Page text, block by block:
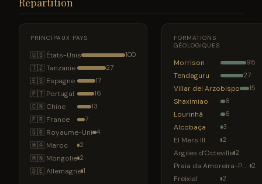
PRINCIPAUX PAYS
🇺🇸 États-Unis 100
🇹🇿 Tanzanie 27
🇪🇸 Espagne 17
🇵🇹 Portugal 16
🇨🇳 Chine 13
🇫🇷 France 7
🇬🇧 Royaume-Uni 4
🇲🇦 Maroc 2
🇲🇳 Mongolie 2
🇩🇪 Allemagne 1
FORMATIONS
GÉOLOGIQUES
Morrison 98
Tendaguru 27
Villar del Arzobispo 15
Shaximiao 6
Lourinhã 6
Alcobaça 3
El Mers III 2
Argiles d'Octeville 2
Praia da Amoreira-Porto Novo 2
Freixial 2